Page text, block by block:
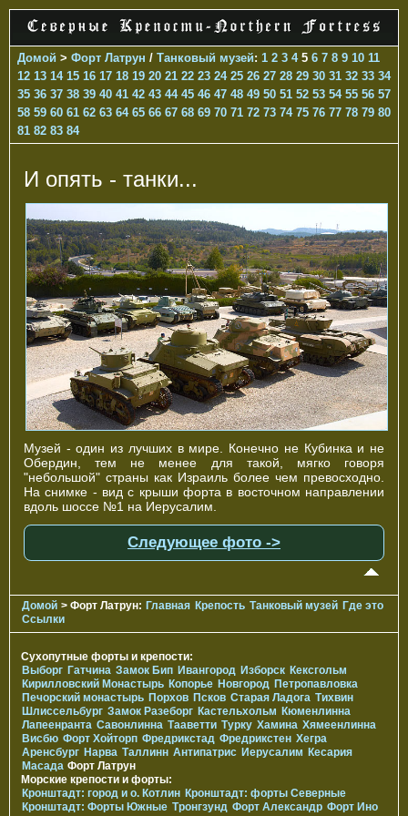
Домой > Форт Латрун / Танковый музей: 1 2 3 45 6 7 8 9 10 11
12 13 14 15 16 17 18 19 20 21 22 23 24 25 26 27 28 29 30 31 32 33 34
35 36 37 38 39 40 41 42 43 44 45 46 47 48 49 50 51 52 53 54 55 56 57
58 59 60 61 62 63 64 65 66 67 68 69 70 71 72 73 74 75 76 77 78 79 80
81 82 83 84
И опять - танки...
Музей - один из лучших в мире. Конечно не Кубинка и не
Обердин, тем не менее для такой, мягко говоря
"небольшой" страны как Израиль более чем превосходно.
На снимке - вид с крыши форта в восточном направлении
вдоль шоссе №1 на Иерусалим.
Следующее фото ->
Домой > Форт Латрун: Главная Крепость Танковый музей Где это
Ссылки
Сухопутные форты и крепости:
Выборг Гатчина Замок Бип Ивангород Изборск Кексгольм
Кирилловский Монастырь Копорье Новгород Петропавловка
Печорcкий монастырь Порхов Псков Старая Ладога Тихвин
Шлиссельбург Замок Разеборг Кастельхольм Кюменлинна
Лапеенранта Савонлинна Тааветти Турку Хамина Хямеенлинна
Висбю Форт Хойторп Фредрикстад Фредрикстен Хегра
Аренсбург Нарва Таллинн Антипатрис Иерусалим Кесария
Масада Форт Латрун
Морские крепости и форты:
Кронштадт: город и о. Котлин Кронштадт: форты Северные
Кронштадт: Форты Южные Тронгзунд Форт Александр Форт Ино